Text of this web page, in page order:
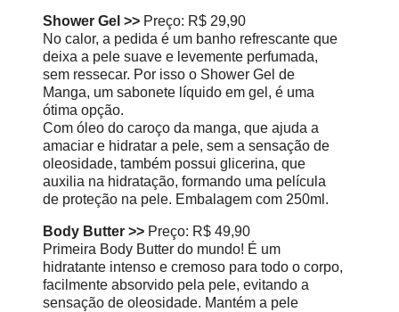
Shower Gel >> Preço: R$ 29,90
No calor, a pedida é um banho refrescante que
deixa a pele suave e levemente perfumada,
sem ressecar. Por isso o Shower Gel de
Manga, um sabonete líquido em gel, é uma
ótima opção.
Com óleo do caroço da manga, que ajuda a
amaciar e hidratar a pele, sem a sensação de
oleosidade, também possui glicerina, que
auxilia na hidratação, formando uma película
de proteção na pele. Embalagem com 250ml.
Body Butter >>Preço: R$ 49,90
Primeira Body Butter do mundo! É um
hidratante intenso e cremoso para todo o corpo,
facilmente absorvido pela pele, evitando a
sensação de oleosidade. Mantém a pele